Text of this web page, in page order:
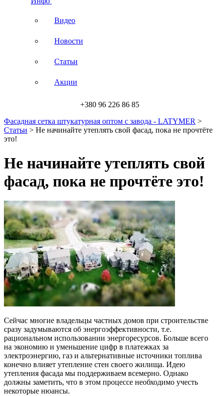
Видео
Новости
Статьи
Акции
+380 96 226 86 85
Фасадная сетка штукатурная оптом с завода - LATYMER >
Статьи > Не начинайте утеплять свой фасад, пока не прочтёте
это!
Не начинайте утеплять свой
фасад, пока не прочтёте это!
Сейчас многие владельцы частных домов при строительстве
сразу задумываются об энергоэффективности, т.е.
рациональном использовании энергоресурсов. Больше всего
на экономию и уменьшение цифр в платежках за
электроэнергию, газ и альтернативные источники топлива
конечно влияет утепление стен своего жилища. Идею
утепления фасада мы поддерживаем всемерно. Однако
должны заметить, что в этом процессе необходимо учесть
некоторые нюансы.